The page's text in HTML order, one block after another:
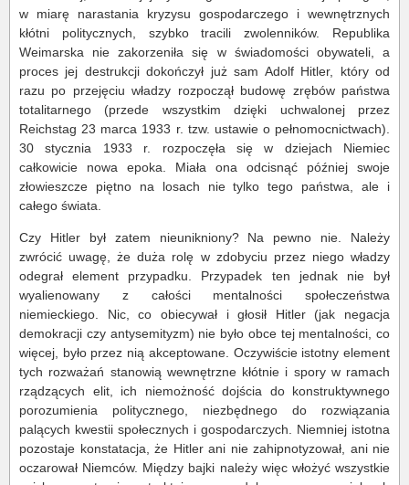
w miarę narastania kryzysu gospodarczego i wewnętrznych
kłótni politycznych, szybko tracili zwolenników. Republika
Weimarska nie zakorzeniła się w świadomości obywateli, a
proces jej destrukcji dokończył już sam Adolf Hitler, który od
razu po przejęciu władzy rozpoczął budowę zrębów państwa
totalitarnego (przede wszystkim dzięki uchwalonej przez
Reichstag 23 marca 1933 r. tzw. ustawie o pełnomocnictwach).
30 stycznia 1933 r. rozpoczęła się w dziejach Niemiec
całkowicie nowa epoka. Miała ona odcisnąć później swoje
złowieszcze piętno na losach nie tylko tego państwa, ale i
całego świata.
Czy Hitler był zatem nieunikniony? Na pewno nie. Należy
zwrócić uwagę, że duża rolę w zdobyciu przez niego władzy
odegrał element przypadku. Przypadek ten jednak nie był
wyalienowany z całości mentalności społeczeństwa
niemieckiego. Nic, co obiecywał i głosił Hitler (jak negacja
demokracji czy antysemityzm) nie było obce tej mentalności, co
więcej, było przez nią akceptowane. Oczywiście istotny element
tych rozważań stanowią wewnętrzne kłótnie i spory w ramach
rządzących elit, ich niemożność dojścia do konstruktywnego
porozumienia politycznego, niezbędnego do rozwiązania
palących kwestii społecznych i gospodarczych. Niemniej istotna
pozostaje konstatacja, że Hitler ani nie zahipnotyzował, ani nie
oczarował Niemców. Między bajki należy więc włożyć wszystkie